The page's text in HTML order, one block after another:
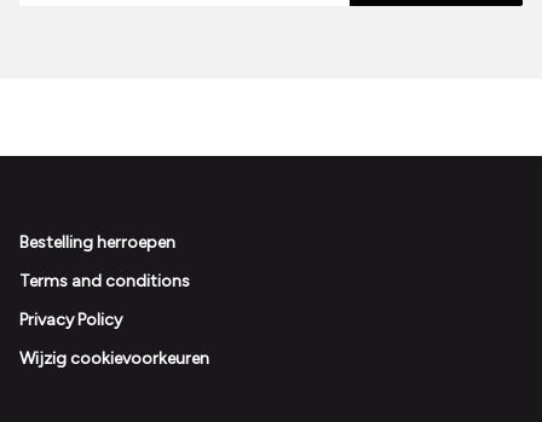
Footer
Bestelling herroepen
Terms and conditions
Privacy Policy
Wijzig cookievoorkeuren